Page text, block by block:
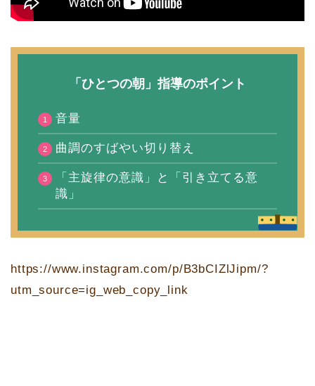
「ひとつの朝」指導のポイント
音量
曲調のすばやい切り替え
「主旋律の意識」と「引き立てる意
識」
https://www.instagram.com/p/B3bCIZlJipm/?
utm_source=ig_web_copy_link